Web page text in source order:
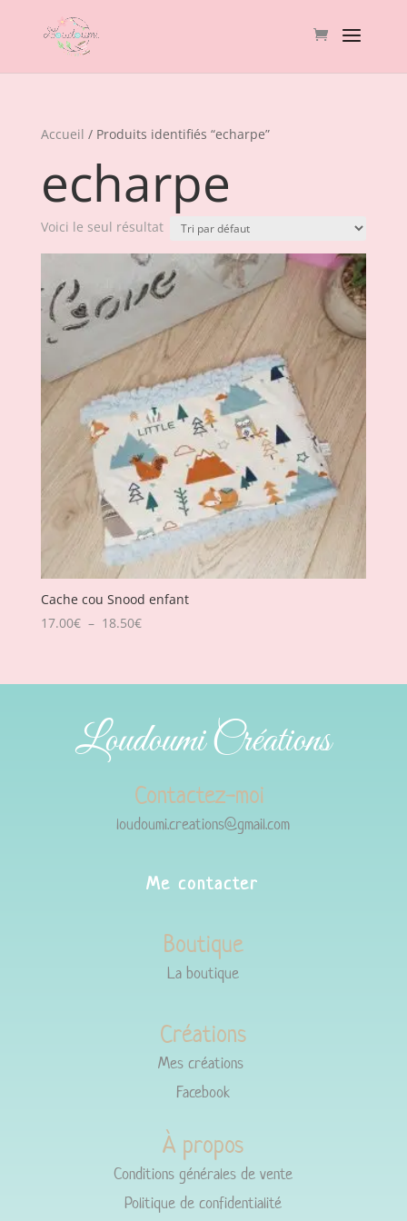
Accueil / Produits identifiés “echarpe”
echarpe
Voici le seul résultat
Cache cou Snood enfant
17.00€ – 18.50€Plage
17.00€
18.50€
Loudoumi Créations
Contactez-moi
loudoumi.creations@gmail.com
Me contacter
Boutique
La boutique
Créations
Mes créations
Facebook
À propos
Conditions générales de vente
Politique de confidentialité